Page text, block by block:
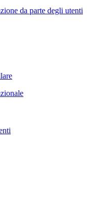
da parte degli utenti